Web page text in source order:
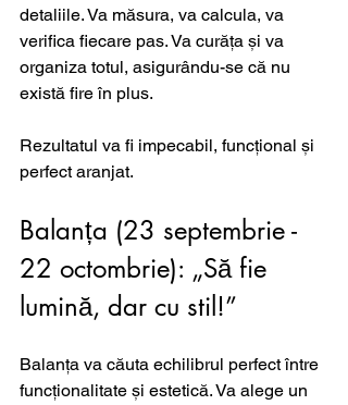
detaliile. Va măsura, va calcula, va
verifica fiecare pas. Va curăța și va
organiza totul, asigurându-se că nu
există fire în plus.
Rezultatul va fi impecabil, funcțional și
perfect aranjat.
Balanța (23 septembrie -
22 octombrie): „Să fie
lumină, dar cu stil!”
Balanța va căuta echilibrul perfect între
funcționalitate și estetică. Va alege un